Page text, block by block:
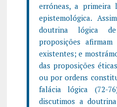
erróneas, a primeira
epistemológica.
doutrina lógica
proposições
existentes; e
das proposições
ou por ordens
falácia lógica (72-
discutimos a